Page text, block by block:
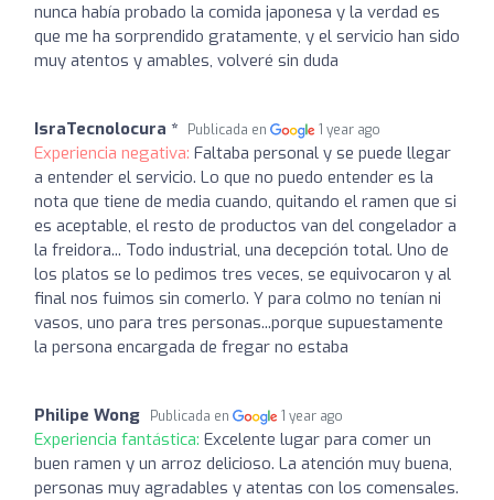
nunca había probado la comida japonesa y la verdad es
que me ha sorprendido gratamente, y el servicio han sido
muy atentos y amables, volveré sin duda
IsraTecnolocura * Publicada en 1 year ago
Experiencia negativa: Faltaba personal y se puede llegar
a entender el servicio. Lo que no puedo entender es la
nota que tiene de media cuando, quitando el ramen que si
es aceptable, el resto de productos van del congelador a
la freidora... Todo industrial, una decepción total. Uno de
los platos se lo pedimos tres veces, se equivocaron y al
final nos fuimos sin comerlo. Y para colmo no tenían ni
vasos, uno para tres personas...porque supuestamente
la persona encargada de fregar no estaba
Philipe Wong Publicada en 1 year ago
Experiencia fantástica: Excelente lugar para comer un
buen ramen y un arroz delicioso. La atención muy buena,
personas muy agradables y atentas con los comensales.